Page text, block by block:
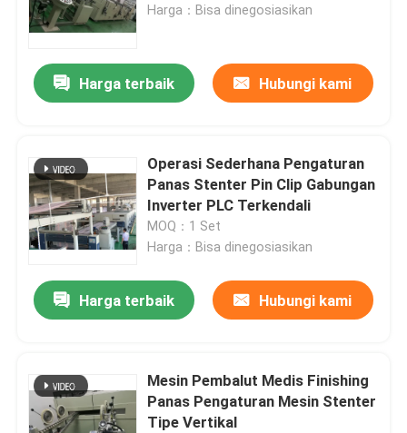
Harga：Bisa dinegosiasikan
Harga terbaik Hubungi kami
Operasi Sederhana Pengaturan
Panas Stenter Pin Clip Gabungan
Inverter PLC Terkendali
MOQ：1 Set
Harga：Bisa dinegosiasikan
Harga terbaik Hubungi kami
Mesin Pembalut Medis Finishing
Panas Pengaturan Mesin Stenter
Tipe Vertikal